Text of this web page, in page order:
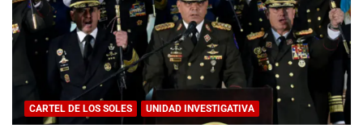
CARTEL DE LOS SOLES UNIDAD INVESTIGATIVA